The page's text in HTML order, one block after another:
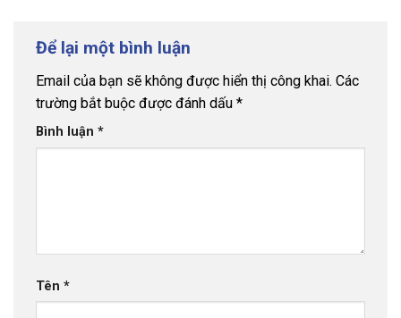
Để lại một bình luận
Email của bạn sẽ không được hiển thị công khai. Các
trường bắt buộc được đánh dấu *
Bình luận *
Tên *